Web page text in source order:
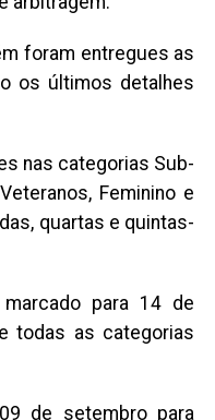
foram entregues as
os últimos detalhes
nas categorias Sub-
Feminino e
quartas e quintas-
para 14 de
todas as categorias
de setembro para